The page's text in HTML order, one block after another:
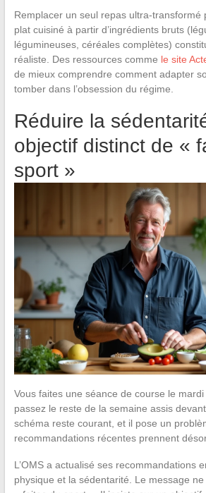
Remplacer un seul repas ultra-transformé
plat cuisiné à partir d’ingrédients bruts
légumineuses, céréales complètes)
réaliste. Des ressources comme le site
de mieux comprendre comment adapter
tomber dans l’obsession du régime.
Réduire la
objectif distinct de «
sport »
Vous faites une séance de course le
passez le reste de la semaine assis
schéma reste courant, et il pose un
recommandations récentes prennent
L’OMS a actualisé ses recommandations
physique et la sédentarité. Le message